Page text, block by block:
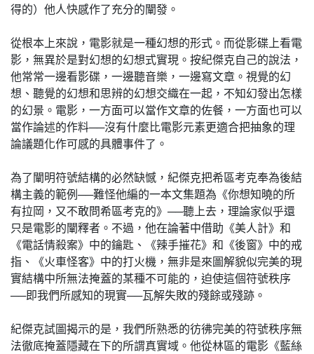
得的）他人快感作了充分的闡發。
從根本上來說，電影就是一種幻想的形式。而從影碟上看電
影，無異於是對幻想的幻想式實現。按紀傑克自己的說法，
他常常一邊看影碟，一邊聽音樂，一邊寫文章。視覺的幻
想、聽覺的幻想和思辨的幻想交織在一起，不知幻發出怎樣
的幻景。電影，一方面可以當作文章的佐餐，一方面也可以
當作論述的作料──沒有什麼比電影元素更適合把抽象的理
論議題化作可感的具體事件了。
為了闡明符號結構的必然缺憾，紀傑克把希區考克奉為後結
構主義的範例──難怪他編的一本文集題為《你想知曉的所
有拉岡，又不敢問希區考克的》──聽上去，理論家似乎還
只是電影的闡釋者。不過，他在論著中借助《美人計》和
《電話情殺案》中的鑰匙、《辣手摧花》和《後窗》中的戒
指、《火車怪客》中的打火機，無非是來圖解貌似完美的現
實結構中所無法掩蓋的某種不可能的，迫使這個符號秩序
──即我們所感知的現實──瓦解失敗的殘餘或殘跡。
紀傑克試圖揭示的是，我們所熟悉的彷彿完美的符號秩序無
法徹底掩蓋隱藏在下的所謂真實域。他從林區的電影《藍絲